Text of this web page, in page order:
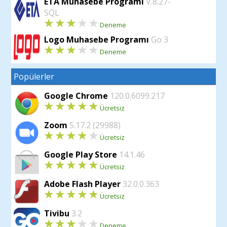
SQL
Deneme
Logo Muhasebe Programı Go 3
Deneme
Popülerler
Google Chrome 120.0.6099.217
Ücretsiz
Zoom 5.17.2 (29988)
Ücretsiz
Google Play Store 14.1.46
Ücretsiz
Adobe Flash Player 32.0.0.363
Ücretsiz
Tivibu 3.2